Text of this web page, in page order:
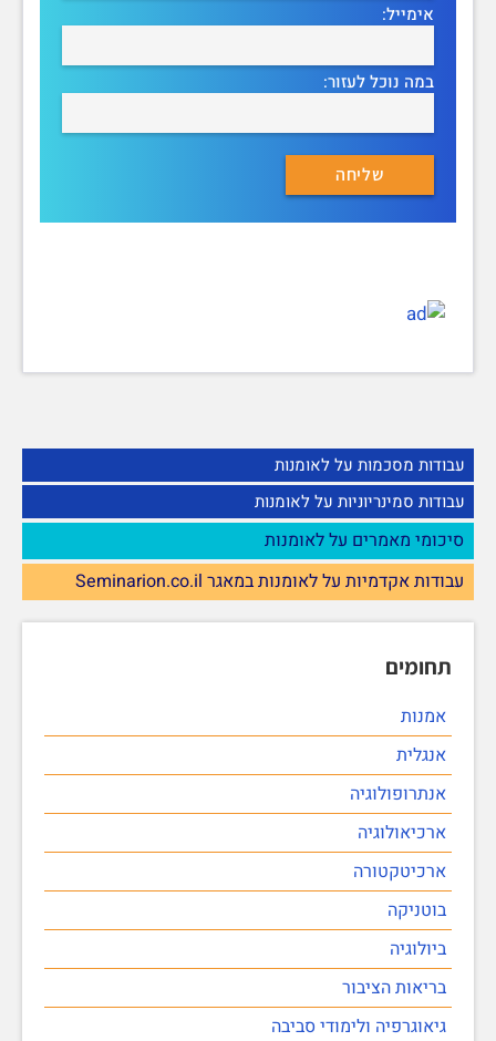
עבודות מסכמות על לאומנות
עבודות סמינריוניות על לאומנות
סיכומי מאמרים על לאומנות
עבודות אקדמיות על לאומנות במאגר Seminarion.co.il
תחומים
אמנות
אנגלית
אנתרופולוגיה
ארכיאולוגיה
ארכיטקטורה
בוטניקה
ביולוגיה
בריאות הציבור
גיאוגרפיה ולימודי סביבה
אימייל:
במה נוכל לעזור: